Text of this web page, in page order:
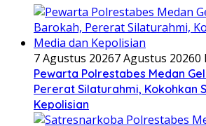
7 Agustus 20267 Agustus 20260
Pewarta Polrestabes Medan
Pererat Silaturahmi, Kokohkan
Kepolisian